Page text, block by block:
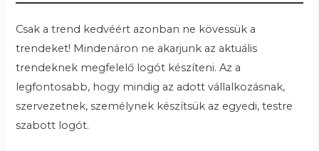
Csak a trend kedvéért azonban ne kövessük a
trendeket! Mindenáron ne akarjunk az aktuális
trendeknek megfelelő logót készíteni. Az a
legfontosabb, hogy mindig az adott vállalkozásnak,
szervezetnek, személynek készítsük az egyedi, testre
szabott logót.